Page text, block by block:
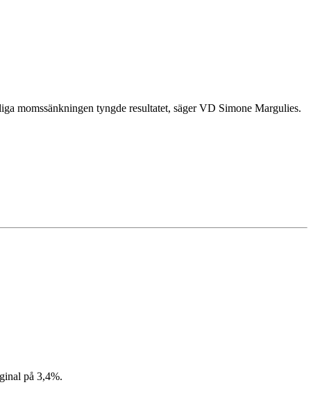
momssänkningen tyngde resultatet, säger VD Simone Margulies.
på 3,4%.